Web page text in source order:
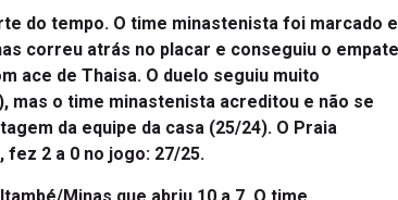
do tempo. O time minastenista foi marcado e
correu atrás no placar e conseguiu o empate
ace de Thaisa. O duelo seguiu muito
mas o time minastenista acreditou e não se
da equipe da casa (25/24). O Praia
2 a 0 no jogo: 27/25.
Minas que abriu 10 a 7. O time